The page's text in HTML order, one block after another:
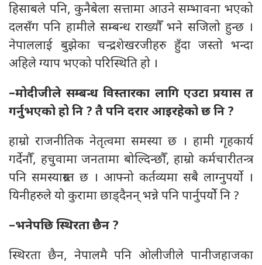
हिसाबले पनि, कुनैबेला सत्तामा आउने सम्भावना भएको
दलसँग पनि हामीले सम्बन्ध राख्यौँ भने सजिलो हुन्छ ।
नेपाललाई बुझेका चन्द्रशेखरजीहरु हुँदा जस्तो भन्दा
अहिले ग्याप भएको परिस्थिति हो ।
–मोदीजीले सम्बन्ध विस्तारका लागि एउटा प्रयास त
गर्नुभएको हो नि ? तै पनि दरार आइरहेको छ नि ?
हाम्रो राजनीतिक नेतृत्वमा समस्या छ । हामी गृहकार्य
गर्देनौँ, हचुवामा जनतामा बोल्दिन्छौँ, हाम्रो कर्मचारीतन्त्र
पनि समस्याग्रस्त छ । आफ्नो कर्तव्यमा सबै लाग्नुपर्यो ।
यिनीहरुले यो कुरामा छाड्दैनन् भन्ने पनि पार्नुपर्योे नि ?
–भनेपछि स्थिरता छैन ?
स्थिरता छैन, नेपालमै पनि ओलीजीले पानीजहाजका